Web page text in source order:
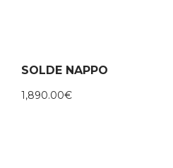
SOLDE NAPPO
1,890.00€